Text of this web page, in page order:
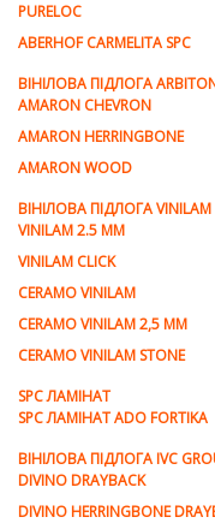
PURELOC
ABERHOF CARMELITA SPC
ВІНІЛОВА ПІДЛОГА
AMARON CHEVRON
AMARON HERRINGBONE
AMARON WOOD
ВІНІЛОВА ПІДЛОГА VINILAM
VINILAM 2.5 MM
VINILAM CLICK
CERAMO VINILAM
CERAMO VINILAM 2,5 MM
CERAMO VINILAM STONE
SPC ЛАМІНАТ
SPC ЛАМІНАТ ADO FORTIKA
ВІНІЛОВА ПІДЛОГА IVC
DIVINO DRAYBACK
DIVINO HERRINGBONE